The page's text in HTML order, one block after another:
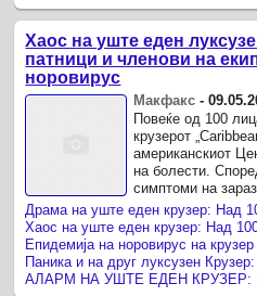
Хаос на уште еден
патници и членови на
норовирус
Макфакс -
Повеќе од 100
крузерот
американскиот
на болести.
симптоми на
патници и 13